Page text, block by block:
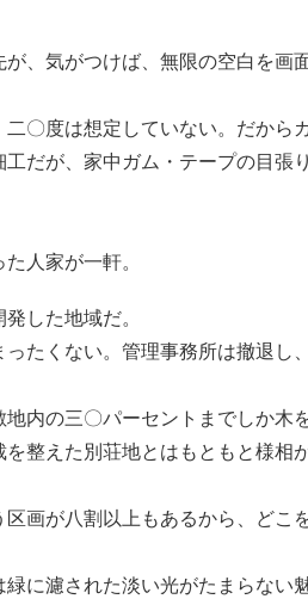
、気がつけば、無限の空白を画
〇度は想定していない。だから
だが、家中ガム・テープの目張
人家が一軒。
した地域だ。
たくない。管理事務所は撤退し
内の三〇パーセントまでしか木
整えた別荘地とはもともと様相
画が八割以上もあるから、どこ
に濾された淡い光がたまらない